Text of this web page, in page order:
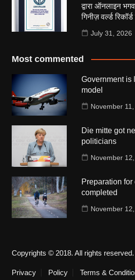
द्वारा ऑनलाइन
गिनीज़ वर्ल्ड
July 31, 2026
Most commented
Government is
model
November
Die mitte got
politicians
November
Preparation
completed
November
Copyrights © 2018. All rights reserved.
Privacy Policy Terms &